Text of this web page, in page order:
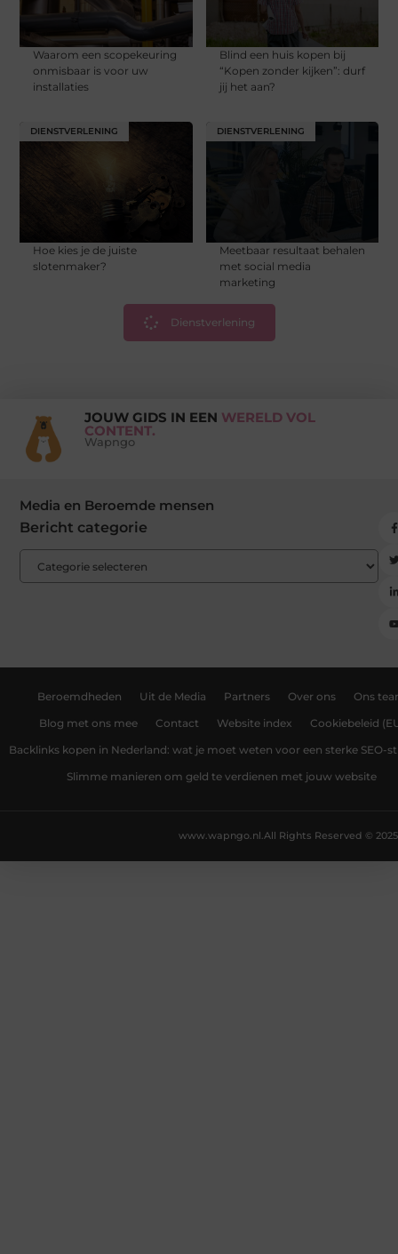
Waarom een scopekeuring
onmisbaar is voor uw
installaties
Blind een huis kopen bij
“Kopen zonder kijken”: durf
jij het aan?
DIENSTVERLENING
Hoe kies je de juiste
slotenmaker?
DIENSTVERLENING
Meetbaar resultaat behalen
met social media
marketing
Dienstverlening
JOUW GIDS IN EEN WERELD VOL
CONTENT.
Wapngo
Media en Beroemde mensen
Bericht categorie
Beroemdheden Uit de Media Partners Over ons Ons
Blog met ons mee Contact Website index Cookiebeleid
Backlinks kopen in Nederland: wat je moet weten voor een sterke SEO-
Slimme manieren om geld te verdienen met jouw website
All Rights Reserved © 2025
www.wapngo.nl.